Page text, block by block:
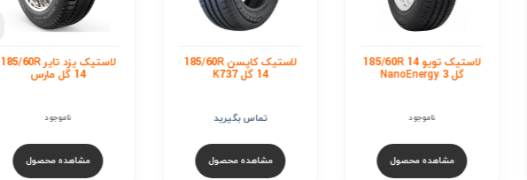
لاستیک کاپسن 185/60R
14 گل K737
تماس بگیرید
مشاهده محصول
لاستیک یزد تایر 185/60R
14 گل مارس
ناموجود
مشاهده محصول
مشاهده محصول